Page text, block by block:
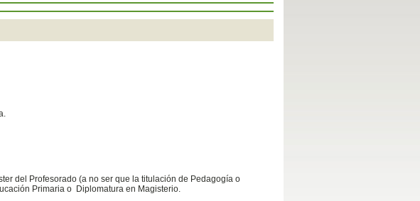
del Profesorado (a no ser que la titulación de Pedagogía o
Primaria o Diplomatura en Magisterio.